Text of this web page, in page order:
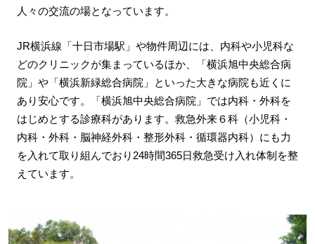
人々の交流の場となっています。
JR横浜線「十日市場駅」や物件周辺には、内科や小児科な
どのクリニックが集まっているほか、「横浜旭中央総合病
院」や「横浜新緑総合病院」といった大きな病院も近くに
あり安心です。「横浜旭中央総合病院」では内科・外科を
はじめとする診療科があります。救急外来６科（小児科・
内科・外科・脳神経外科・整形外科・循環器内科）にも力
を入れて取り組んでおり24時間365日救急受け入れ体制を整
えています。